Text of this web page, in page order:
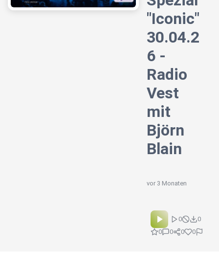
"Iconic"
30.04.2
6 -
Radio
Vest
mit
Björn
Blain
vor 3 Monaten
0
0
0
0 0 0